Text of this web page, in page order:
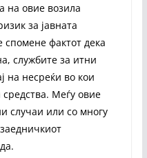
на овие возила
за јавната
спомене фактот дека
службите за итни
на несреќи во кои
Меѓу овие
случаи или со многу